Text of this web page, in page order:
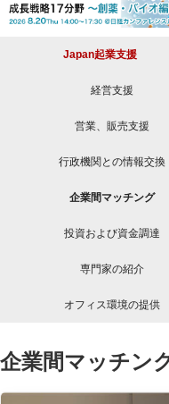
Japan起業支援
経営支援
営業、販売支援
行政機関との情報交換
企業間マッチング
投資および資金調達
専門家の紹介
オフィス環境の提供
企業間マッチン